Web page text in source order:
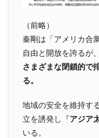
『Money1』
他人事のような発言。
『Money1』
韓国半導体
業績「史上最高益」当期
『Money1』
『Money1』
【速報】
日(水)もサイドカー・サ
発動！
（前略）
秦剛は「アメリカ合
自由と開放を誇るが、
さまざまな閉鎖的で
る。
地域の安全を維持す
立を誘発し『アジア
いる。